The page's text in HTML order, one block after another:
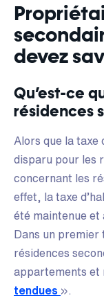
devez
Qu’est-ce
résidences
Alors que la taxe
disparu pour les
concernant les
effet, la taxe
été maintenue et
Dans un
résidences
appartements et
tendues ».